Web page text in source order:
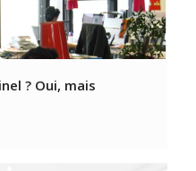
? Oui, mais